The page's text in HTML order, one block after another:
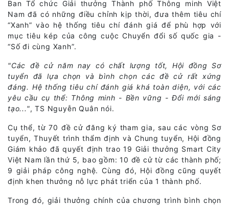
Ban Tổ chức Giải thưởng Thành phố Thông minh Việt
Nam đã có những điều chỉnh kịp thời, đưa thêm tiêu chí
“Xanh” vào hệ thống tiêu chí đánh giá để phù hợp với
mục tiêu kép của công cuộc Chuyển đổi số quốc gia -
“Số đi cùng Xanh”.
"Các đề cử năm nay có chất lượng tốt, Hội đồng Sơ
tuyển đã lựa chọn và bình chọn các đề cử rất xứng
đáng. Hệ thống tiêu chí đánh giá khá toàn diện, với các
yêu cầu cụ thể: Thông minh - Bền vững - Đổi mới sáng
tạo...", TS Nguyễn Quân nói.
Cụ thể, từ 70 đề cử đăng ký tham gia, sau các vòng Sơ
tuyển, Thuyết trình thẩm định và Chung tuyển, Hội đồng
Giám khảo đã quyết định trao 19 Giải thưởng Smart City
Việt Nam lần thứ 5, bao gồm: 10 đề cử từ các thành phố;
9 giải pháp công nghệ. Cùng đó, Hội đồng cũng quyết
định khen thưởng nỗ lực phát triển của 1 thành phố.
Trong đó, giải thưởng chính của chương trình bình chọn